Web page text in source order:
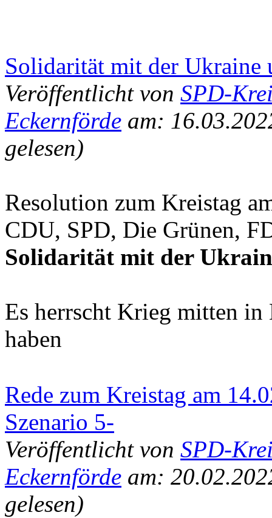
Solidarität mit der Ukraine
Veröffentlicht von SPD-
Eckernförde am:
gelesen)
Resolution zum Kreistag
CDU, SPD, Die Grünen,
Solidarität mit der
Es herrscht Krieg mitten in
haben
Rede zum Kreistag am
Szenario 5-
Veröffentlicht von SPD-
Eckernförde am:
gelesen)